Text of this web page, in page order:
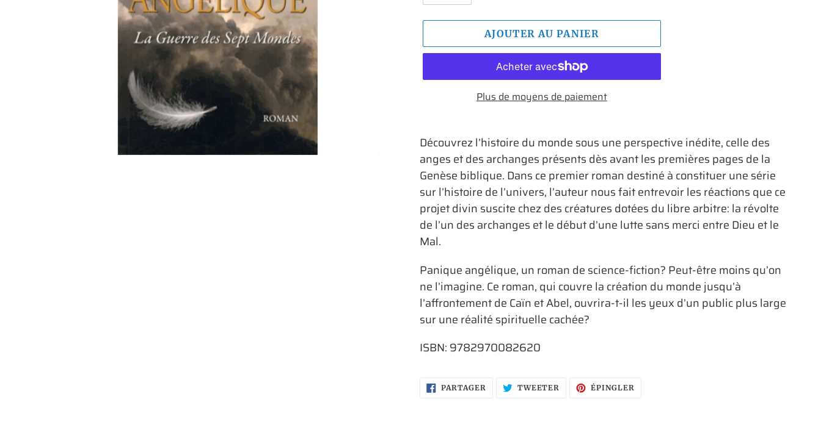
AJOUTER AU PANIER
Plus de moyens de paiement
d'un
produit
à
votre
panier
Découvrez l’histoire du monde sous une perspective inédite, celle des
anges et des archanges présents dès avant les premières pages de la
Genèse biblique. Dans ce premier roman destiné à constituer une série
sur l’histoire de l’univers, l’auteur nous fait entrevoir les réactions que ce
projet divin suscite chez des créatures dotées du libre arbitre: la révolte
de l’un des archanges et le début d’une lutte sans merci entre Dieu et le
Mal.
Panique angélique, un roman de science-fiction? Peut-être moins qu’on
ne l’imagine. Ce roman, qui couvre la création du monde jusqu’à
l’affrontement de Caïn et Abel, ouvrira-t-il les yeux d’un public plus large
sur une réalité spirituelle cachée?
ISBN: 9782970082620
PARTAGER PARTAGER
SUR
TWEETER TWEETERÉPINGLER